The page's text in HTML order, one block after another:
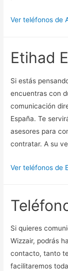
Ver teléfonos de
Etihad
Si estás
encuentras con
comunicación
España. Te
asesores para
contratar. A su
Ver teléfonos de
Si quieres
Wizzair, podrás
contacto, tanto
facilitaremos